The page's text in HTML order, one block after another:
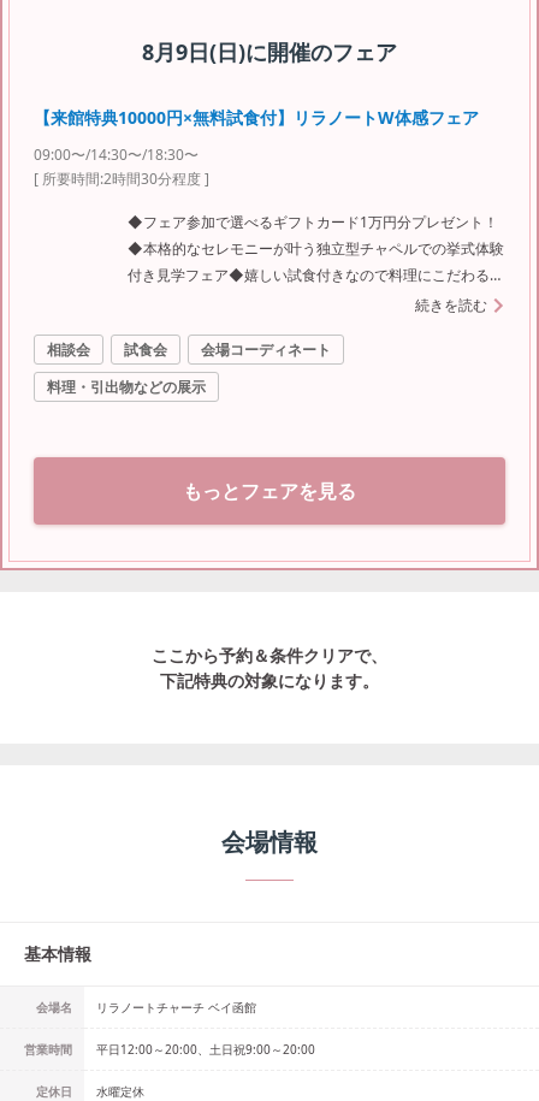
8月9日(日)に開催のフェア
【来館特典10000円×無料試食付】リラノートW体感フェア
09:00〜/14:30〜/18:30〜
[ 所要時間:2時間30分程度]
◆フェア参加で選べるギフトカード1万円分プレゼント！
◆本格的なセレモニーが叶う独立型チャペルでの挙式体験
付き見学フェア◆嬉しい試食付きなので料理にこだわるカ
ップルも注目◆プランナーがおふたりをサポート続きを読む
相談会 試食会
会場コーディネート
料理・引出物などの展示
もっとフェアを見る
ここから予約＆条件クリアで、
下記特典の対象になります。
会場情報
基本情報
会場名 リラノートチャーチ ベイ函館
営業時間 平日12:00～20:00、土日祝9:00～20:00
定休日 水曜定休